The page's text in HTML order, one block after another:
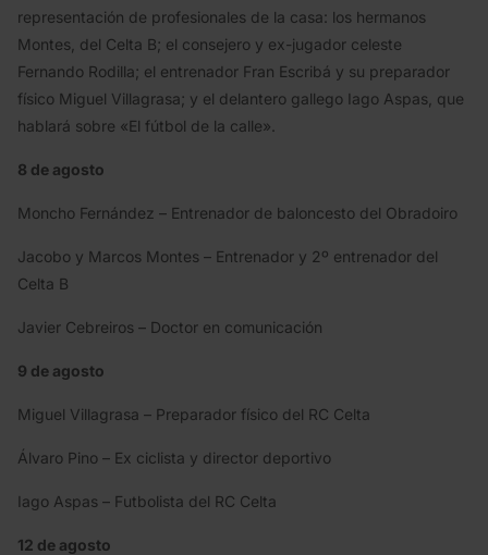
representación de profesionales de la casa: los hermanos
Montes, del Celta B; el consejero y ex-jugador celeste
Fernando Rodilla; el entrenador Fran Escribá y su preparador
físico Miguel Villagrasa; y el delantero gallego Iago Aspas, que
hablará sobre «El fútbol de la calle».
8 de agosto
Moncho Fernández – Entrenador de baloncesto del Obradoiro
Jacobo y Marcos Montes – Entrenador y 2º entrenador del
Celta B
Javier Cebreiros – Doctor en comunicación
9 de agosto
Miguel Villagrasa – Preparador físico del RC Celta
Álvaro Pino – Ex ciclista y director deportivo
Iago Aspas – Futbolista del RC Celta
12 de agosto